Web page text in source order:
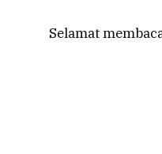
Selamat